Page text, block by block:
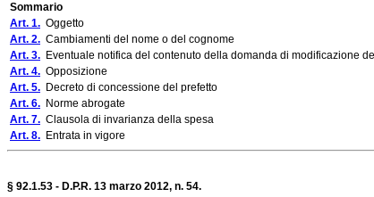
Sommario
Art. 1. Oggetto
Art. 2. Cambiamenti del nome o del cognome
Art. 3. Eventuale notifica del contenuto della domanda di modificazione
Art. 4. Opposizione
Art. 5. Decreto di concessione del prefetto
Art. 6. Norme abrogate
Art. 7. Clausola di invarianza della spesa
Art. 8. Entrata in vigore
§ 92.1.53 - D.P.R. 13 marzo 2012, n. 54.